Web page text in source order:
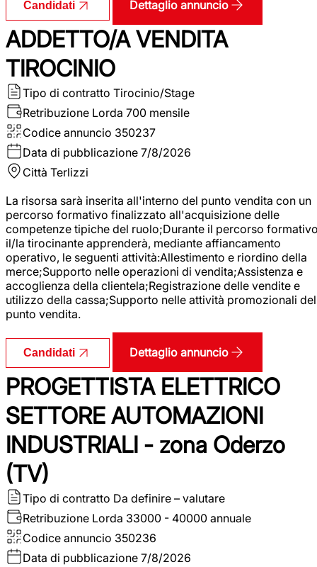
Candidati Dettaglio annuncio
ADDETTO/A VENDITA
TIROCINIO
Tipo di contratto Tirocinio/Stage
Retribuzione Lorda 700 mensile
Codice annuncio 350237
Data di pubblicazione 7/8/2026
Città Terlizzi
La risorsa sarà inserita all'interno del punto vendita con un
percorso formativo finalizzato all'acquisizione delle
competenze tipiche del ruolo;Durante il percorso
il/la tirocinante apprenderà, mediante affiancamento
operativo, le seguenti attività:Allestimento e riordino della
merce;Supporto nelle operazioni di vendita;Assistenza e
accoglienza della clientela;Registrazione delle vendite e
utilizzo della cassa;Supporto nelle attività promozionali del
punto vendita.
Candidati Dettaglio annuncio
PROGETTISTA ELETTRICO
SETTORE AUTOMAZIONI
INDUSTRIALI - zona Oderzo
(TV)
Tipo di contratto Da definire – valutare
Retribuzione Lorda 33000 - 40000 annuale
Codice annuncio 350236
Data di pubblicazione 7/8/2026